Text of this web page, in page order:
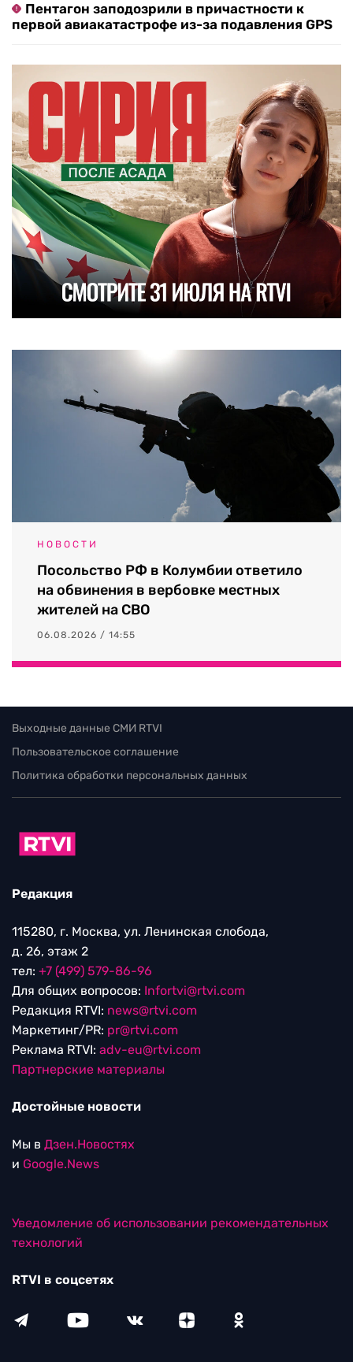
Пентагон заподозрили в причастности к
первой авиакатастрофе из-за подавления GPS
НОВОСТИ
Посольство РФ в Колумбии ответило
на обвинения в вербовке местных
жителей на СВО
06.08.2026 / 14:55
Выходные данные СМИ RTVI
Пользовательское соглашение
Политика обработки персональных данных
Редакция
115280, г. Москва, ул. Ленинская слобода,
д. 26, этаж 2
тел: +7 (499) 579-86-96
Для общих вопросов: Infortvi@rtvi.com
Редакция RTVI: news@rtvi.com
Маркетинг/PR: pr@rtvi.com
Реклама RTVI: adv-eu@rtvi.com
Партнерские материалы
Достойные новости
Мы в Дзен.Новостях
и Google.News
Уведомление об использовании рекомендательных
технологий
RTVI в соцсетях